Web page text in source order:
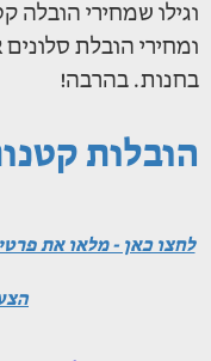
וגילו שמחירי הובלה
ומחירי הובלת
בחנות. בהרבה!
הובלות
לחצו כאן - מלאו את